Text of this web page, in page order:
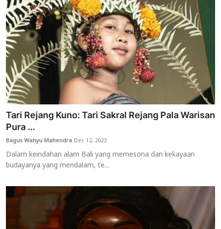
Tari Rejang Kuno: Tari Sakral Rejang Pala Warisan
Pura ...
Bagus Wahyu Mahendra Dec 12, 2023
Dalam keindahan alam Bali yang memesona dan kekayaan
budayanya yang mendalam, te...